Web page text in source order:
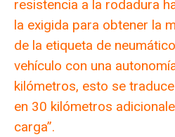
resistencia a la rodadura
la exigida para obtener la
de la etiqueta de
vehículo con una
kilómetros, esto se
en 30 kilómetros
carga”.